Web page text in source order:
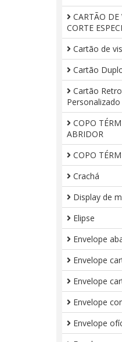
CARTÃO DE
CORTE
Cartão de
Cartão
Cartão
Personalizado
COPO
ABRIDOR
COPO
Crachá
Display de
Elipse
Envelope
Envelope
Envelope
Envelope
Envelope